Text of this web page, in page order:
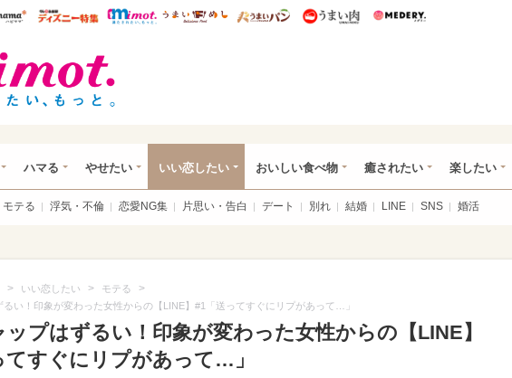
あ総研ハピママ* ウレぴあ総研 ディズニー特集
mimot. うまいめし うまいパン うまい肉
ハマる やせたい いい恋したい おいしい食べ物 癒されたい 楽したい
モテる 浮気・不倫 恋愛NG集 片思い・告白 デート 別れ 結婚 LINE SNS 婚活
> いい恋したい > モテる >
るい！印象が変わった女性からの【LINE】#1「送ってすぐにリプがあって…」
ップはずるい！印象が変わった女性からの【LINE】
てすぐにリプがあって…」